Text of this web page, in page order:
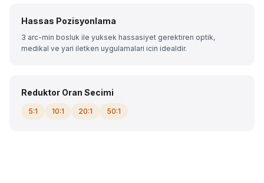
Hassas Pozisyonlama
3 arc-min bosluk ile yuksek hassasiyet gerektiren optik,
medikal ve yari iletken uygulamalari icin idealdir.
Reduktor Oran Secimi
5:1 10:1 20:1 50:1